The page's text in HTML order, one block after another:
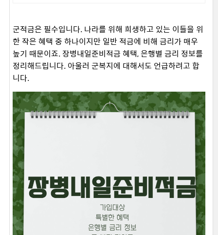
군적금은 필수입니다. 나라를 위해 희생하고 있는 이들을 위
한 작은 혜택 중 하나이지만 일반 적금에 비해 금리가 매우
높기 때문이죠. 장병내일준비적금 혜택, 은행별 금리 정보를
정리해드립니다. 아울러 군복지에 대해서도 언급하려고 합
니다.